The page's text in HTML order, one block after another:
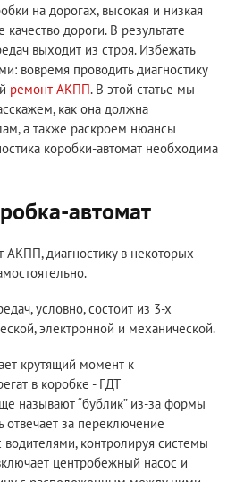
на дорогах, высокая и низкая
дороги. В результате
выходит из строя. Избежать
вовремя проводить диагностику
ремонт АКПП. В этой статье мы
как она должна
а также раскроем нюансы
коробки-автомат необходима
автомат
АКПП, диагностику в некоторых
условно, состоит из 3-х
электронной и механической.
крутящий момент к
в коробке - ГДТ
называют “бублик” из-за формы
отвечает за переключение
контролируя системы
центробежный насос и